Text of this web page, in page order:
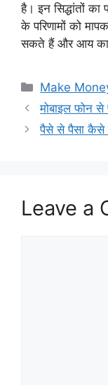
है। इन सिद्धांतों
के परिणामों को
सकते हैं और आय का
Categories
Make
मोबाइल फोन
पैसे से पैसा कैसे
Leave a